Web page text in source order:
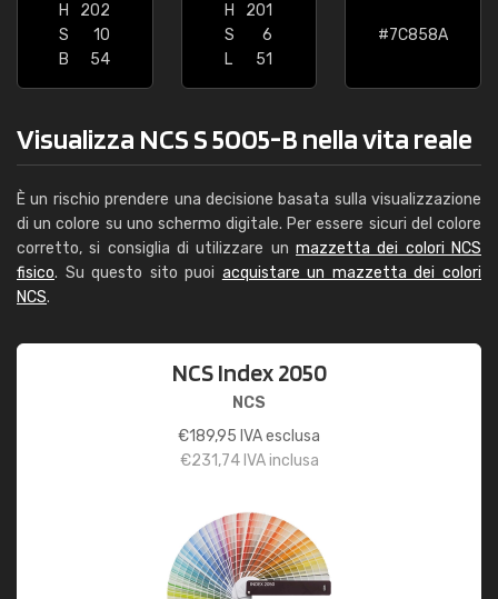
H
202
S
10
B
54
H
201
S
6
L
51
#7C858A
Visualizza NCS S 5005-B nella vita reale
È un rischio prendere una decisione basata sulla visualizzazione
di un colore su uno schermo digitale. Per essere sicuri del colore
corretto, si consiglia di utilizzare un mazzetta dei colori NCS
fisico. Su questo sito puoi acquistare un mazzetta dei colori
NCS.
NCS Index 2050
NCS
€189,95 IVA esclusa
€231,74IVA inclusa